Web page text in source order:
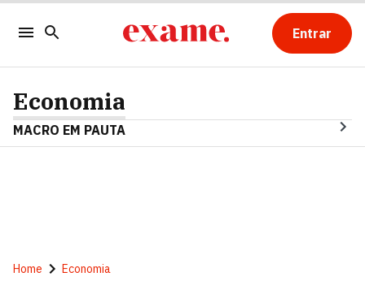
Entrar
Economia
MACRO EM PAUTA
Home Economia